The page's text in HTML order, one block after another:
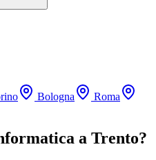
Bologna
Roma
a Trento?